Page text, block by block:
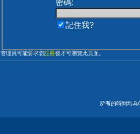
密碼:
記住我?
管理員可能要求您註冊後才可瀏覽此頁面。
所有的時間均為